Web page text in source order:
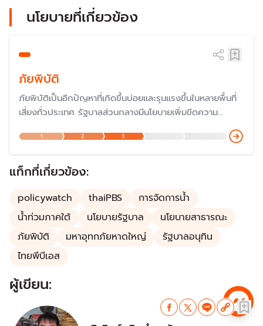
นโยบายที่เกี่ยวข้อง
ภัยพิบัติ
ภัยพิบัติเป็นอีกปัญหาที่เกิดขึ้นบ่อยและรุนแรงขึ้นในหลายพื้นที่
เสี่ยงทั่วประเทศ รัฐบาลส่วนกลางมีนโยบายเพิ่มขีดความ
เปลี่ยนแปลงสภาพภูมิอากาศ โดยรัฐบาลจะสร้างการมีส่วนร่วม
ในการรับมือกับภัยธรรมชาติโดยเฉพาะการแก้ปัญหาน้ำท่วม และ
การบริหารจัดการน้ำ
1 2 3
แท็กที่เกี่ยวข้อง:
policywatch thaiPBS
การจัดการน้ำ
น้ำท่วมภาคใต้
นโยบายรัฐบาล
นโยบายสาธารณะ
ภัยพิบัติ
มหาอุทกภัยหาดใหญ่
รัฐบาลอนุทิน
ไทยพีบีเอส
ผู้เขียน: